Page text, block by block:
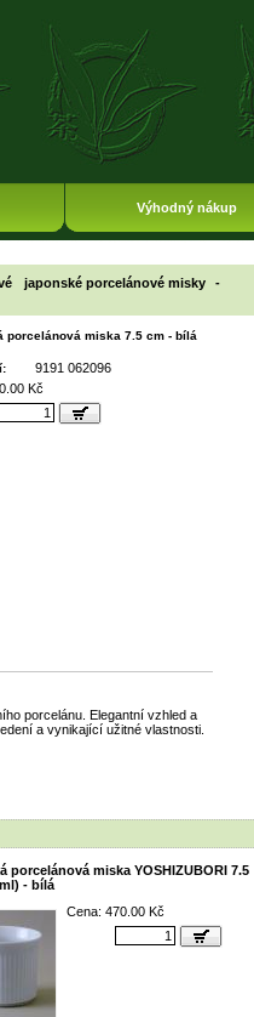
Výhodný nákup
japonské porcelánové misky
-
porcelánová miska 7.5 cm - bílá
9191 062096
Kč
porcelánu. Elegantní vzhled a
a vynikající užitné vlastnosti.
porcelánová miska YOSHIZUBORI 7.5
- bílá
Cena: 470.00 Kč